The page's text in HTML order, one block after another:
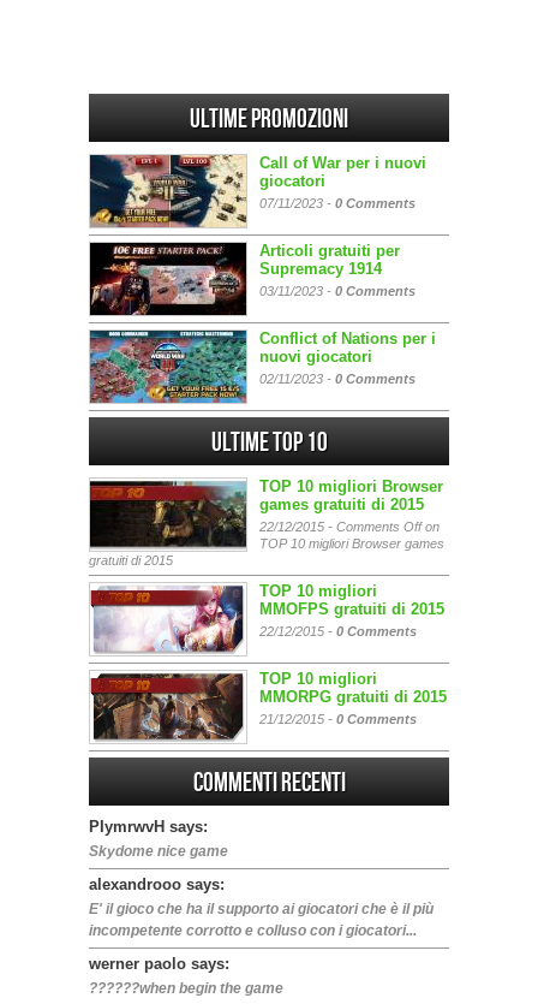
Ultime promozioni
Call of War per i nuovi
giocatori
07/11/2023 - 0 Comments
Articoli gratuiti per
Supremacy 1914
03/11/2023 - 0 Comments
Conflict of Nations per i
nuovi giocatori
02/11/2023 - 0 Comments
Ultime Top 10
TOP 10 migliori Browser
games gratuiti di 2015
22/12/2015 - Comments Offon
TOP 10 migliori Browser games
gratuiti di 2015
TOP 10 migliori
MMOFPS gratuiti di 2015
22/12/2015 - 0 Comments
TOP 10 migliori
MMORPG gratuiti di 2015
21/12/2015 - 0 Comments
Commenti Recenti
PIymrwvH says:
Skydome nice game
alexandrooo says:
E' il gioco che ha il supporto ai giocatori che è il più
incompetente corrotto e colluso con i giocatori...
werner paolo says:
??????when begin the game